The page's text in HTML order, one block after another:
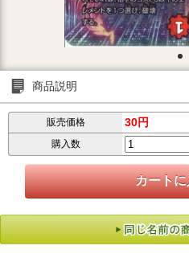
商品説明
販売価格 30円
購入数